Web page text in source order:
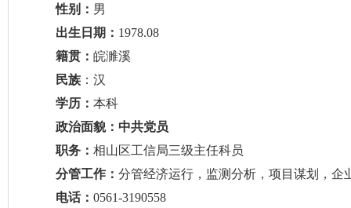
性别： 男
出生日期： 1978.08
籍贯： 皖濉溪
民族 ：汉
学历： 本科
政治面貌：中共党员
职务： 相山区工信局三级主任科员
分管工作： 分管经济运行，监测分析，项目谋划，企
电话： 0561-3190558